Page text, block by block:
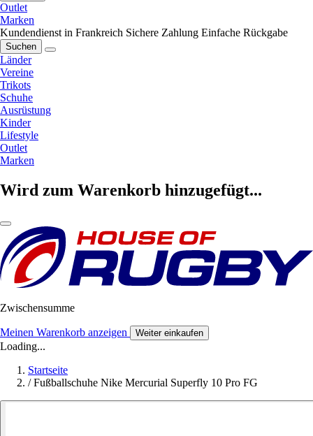
Outlet
Marken
Kundendienst in Frankreich Sichere Zahlung Einfache Rückgabe
Suchen
Länder
Vereine
Trikots
Schuhe
Ausrüstung
Kinder
Lifestyle
Outlet
Marken
Wird zum Warenkorb hinzugefügt...
Zwischensumme
Meinen Warenkorb anzeigen Weiter einkaufen
Loading...
Startseite
/ Fußballschuhe Nike Mercurial Superfly 10 Pro FG